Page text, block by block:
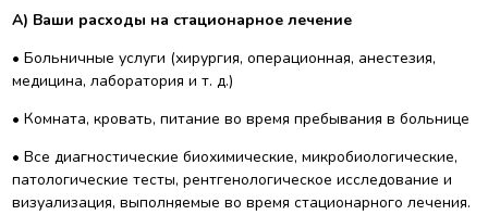
A) Ваши расходы на стационарное лечение
• Больничные услуги (хирургия, операционная, анестезия,
медицина, лаборатория и т. д.)
• Комната, кровать, питание во время пребывания в больнице
• Все диагностические биохимические, микробиологические,
патологические тесты, рентгенологическое исследование и
визуализация, выполняемые во время стационарного лечения.